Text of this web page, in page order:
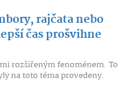
rajčata nebo
čas prošvihne
rozšířeným fenoménem. To
na toto téma provedeny.